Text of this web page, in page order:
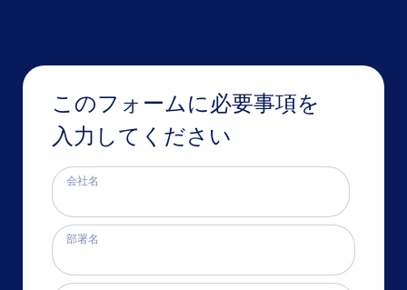
このフォームに必要事項を
入力してください
会社名
部署名